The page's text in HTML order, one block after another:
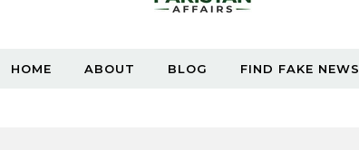
HOME ABOUT BLOG FIND FAKE NEWS